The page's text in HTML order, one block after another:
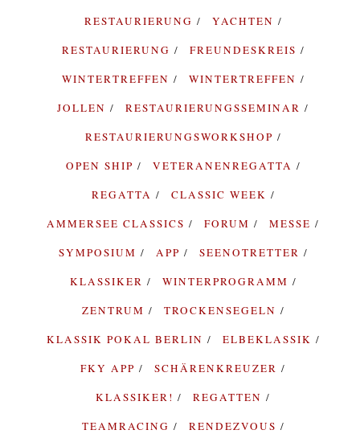
RESTAURIERUNG
YACHTEN
RESTAURIERUNG
FREUNDESKREIS
WINTERTREFFEN
WINTERTREFFEN
JOLLEN
RESTAURIERUNGSSEMINAR
RESTAURIERUNGSWORKSHOP
OPEN SHIP
VETERANENREGATTA
REGATTA
CLASSIC WEEK
AMMERSEE CLASSICS
FORUM
MESSE
SYMPOSIUM
APP
SEENOTRETTER
KLASSIKER
WINTERPROGRAMM
ZENTRUM
TROCKENSEGELN
KLASSIK POKAL BERLIN
ELBEKLASSIK
FKY APP
SCHÄRENKREUZER
KLASSIKER!
REGATTEN
TEAMRACING
RENDEZVOUS